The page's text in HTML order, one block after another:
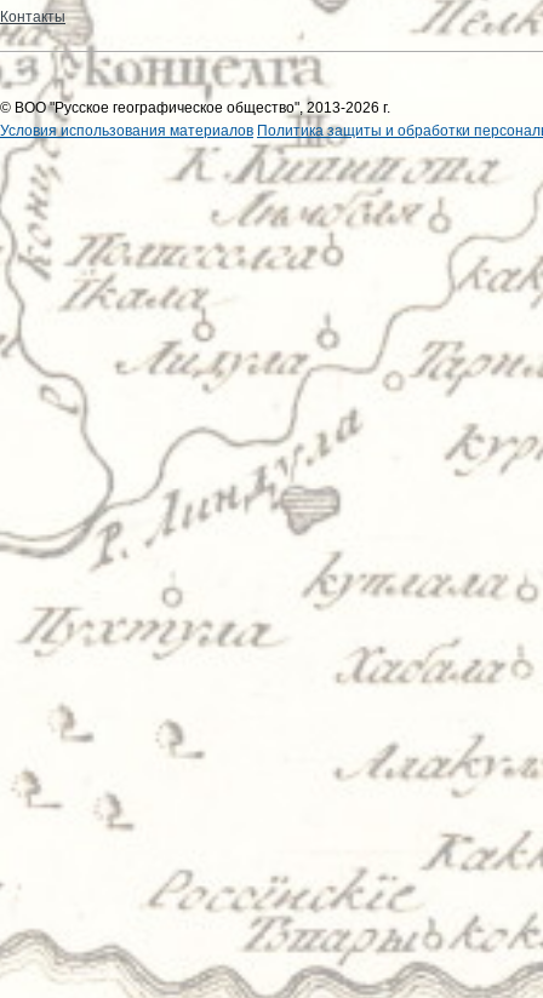
Контакты
© ВОО "Русское географическое общество", 2013-2026 г.
Условия использования материалов Политика защиты и обработки